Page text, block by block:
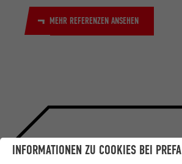
INFORMATIONEN ZU COOKIES BEI PREFA
MEHR REFERENZEN ANSEHEN
ERFAHRUNGSBERICHTE
ZUFRIEDENE KUNDEN